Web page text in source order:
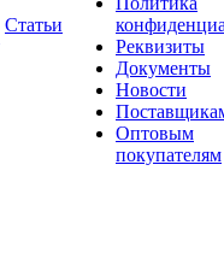
Статьи
Реквизиты
Документы
Новости
Оптовым
покупателям